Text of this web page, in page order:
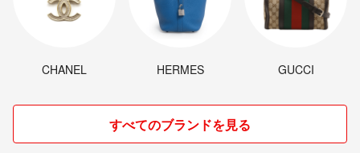
CHANEL HERMES GUCCI
すべてのブランドを見る